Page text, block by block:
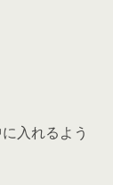
入れるよう